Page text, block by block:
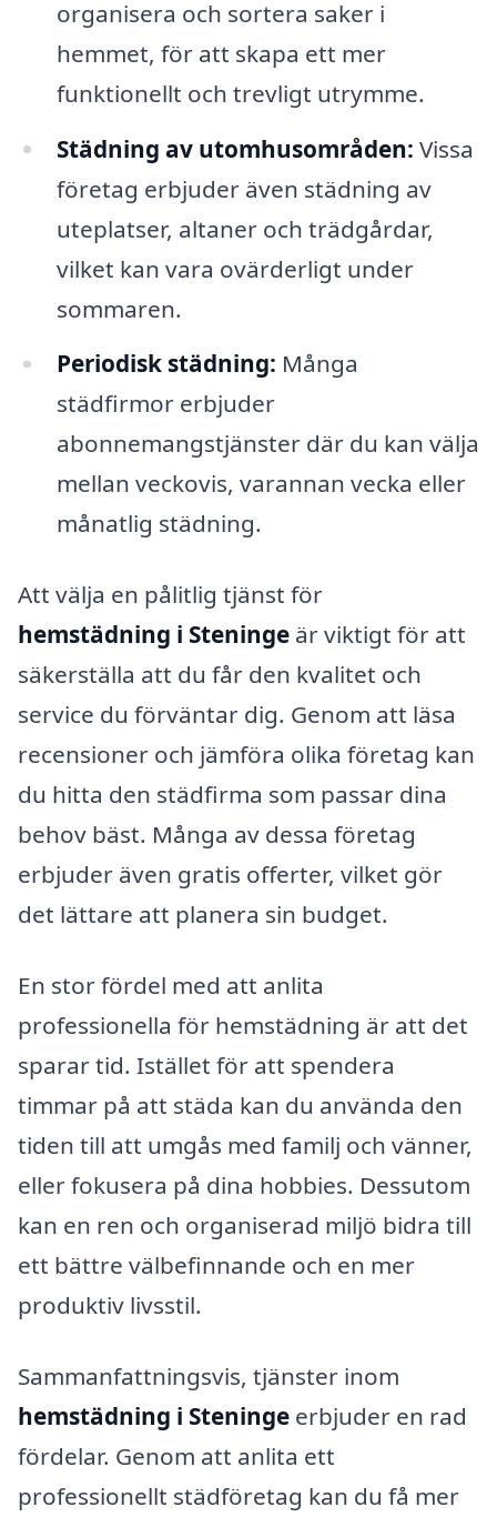
organisera och sortera saker i
hemmet, för att skapa ett mer
funktionellt och trevligt utrymme.
Städning av utomhusområden: Vissa
företag erbjuder även städning av
uteplatser, altaner och trädgårdar,
vilket kan vara ovärderligt under
sommaren.
Periodisk städning: Många
städfirmor erbjuder
abonnemangstjänster där du kan välja
mellan veckovis, varannan vecka eller
månatlig städning.
Att välja en pålitlig tjänst för
hemstädning i Steninge är viktigt för att
säkerställa att du får den kvalitet och
service du förväntar dig. Genom att läsa
recensioner och jämföra olika företag kan
du hitta den städfirma som passar dina
behov bäst. Många av dessa företag
erbjuder även gratis offerter, vilket gör
det lättare att planera sin budget.
En stor fördel med att anlita
professionella för hemstädning är att det
sparar tid. Istället för att spendera
timmar på att städa kan du använda den
tiden till att umgås med familj och vänner,
eller fokusera på dina hobbies. Dessutom
kan en ren och organiserad miljö bidra till
ett bättre välbefinnande och en mer
produktiv livsstil.
Sammanfattningsvis, tjänster inom
hemstädning i Steninge erbjuder en rad
fördelar. Genom att anlita ett
professionellt städföretag kan du få mer